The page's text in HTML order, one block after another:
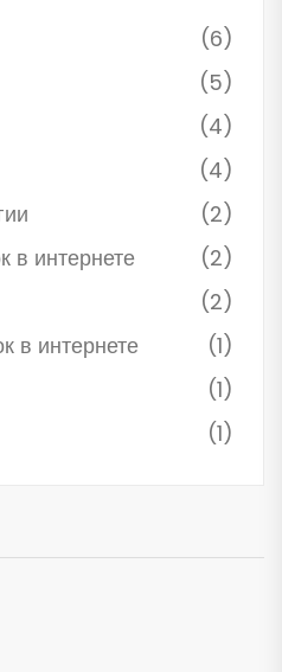
(6)
(5)
(4)
(4)
(2)
в интернете
(2)
(2)
в интернете
(1)
(1)
(1)